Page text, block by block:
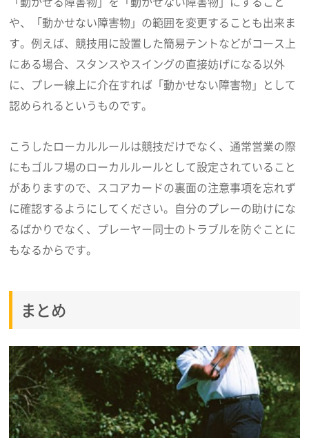
や、「動かせない障害物」の範囲を変更することも出来ま
す。例えば、競技用に設置した簡易テントなどがコース上
にある場合、スタンスやスイングの直接妨げになる以外
に、プレー線上に介在すれば「動かせない障害物」として
認められるというものです。
こうしたローカルルールは競技だけでなく、通常営業の際
にもゴルフ場のローカルルールとして設定されていること
がありますので、スコアカードの裏面の注意事項を忘れず
に確認するようにしてください。自分のプレーの助けにな
るばかりでなく、プレーヤー同士のトラブルを防ぐことに
もなるからです。
まとめ